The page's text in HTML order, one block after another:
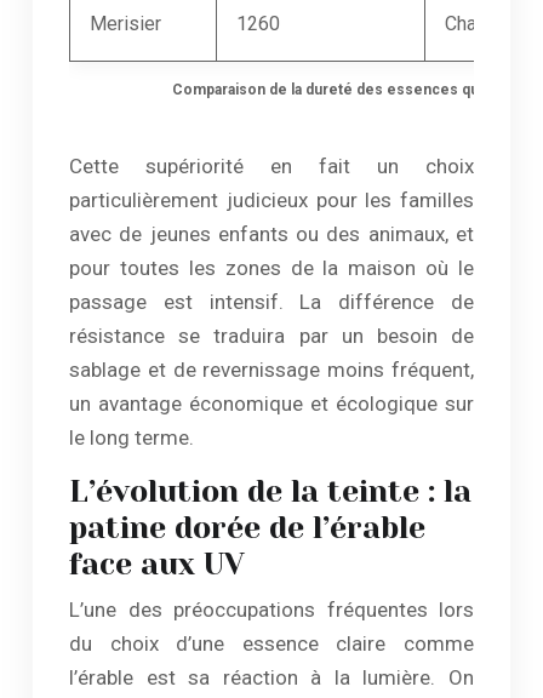
Comparaison de la dureté des essences
Merisier 1260 Chambres/
Cette supériorité en fait un choix
particulièrement judicieux pour les familles
avec de jeunes enfants ou des animaux, et
pour toutes les zones de la maison où le
passage est intensif. La différence de
résistance se traduira par un besoin de
sablage et de revernissage moins fréquent,
un avantage économique et écologique sur
le long terme.
L’évolution de la teinte : la
patine dorée de l’érable
face aux UV
L’une des préoccupations fréquentes lors
du choix d’une essence claire comme
l’érable est sa réaction à la lumière. On